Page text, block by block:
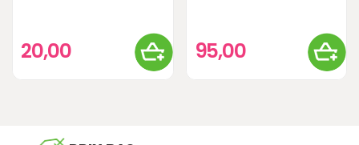
20,00 95,00